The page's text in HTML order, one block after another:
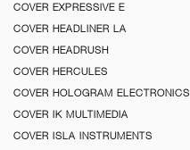
COVER EXPRESSIVE E
COVER HEADLINER LA
COVER HEADRUSH
COVER HERCULES
COVER HOLOGRAM ELECTRONICS
COVER IK MULTIMEDIA
COVER ISLA INSTRUMENTS